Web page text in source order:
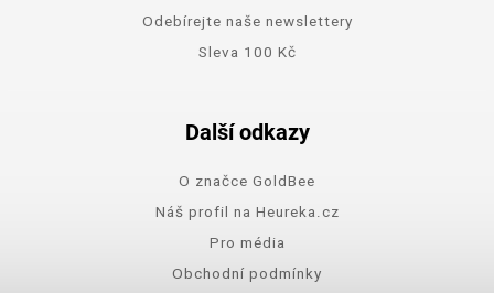
Odebírejte naše newslettery
Sleva 100 Kč
Další odkazy
O značce GoldBee
Náš profil na Heureka.cz
Pro média
Obchodní podmínky